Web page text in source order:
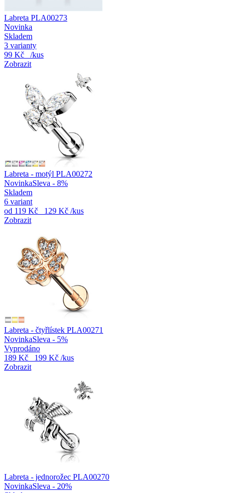
Labreta PLA00273
Novinka
Skladem
3 varianty
99 Kč
/kus
Zobrazit
Labreta - motýl PLA00272
NovinkaSleva - 8%
Skladem
6 variant
od 119 Kč 129 Kč /kus
Zobrazit
Labreta - čtyřlístek PLA00271
NovinkaSleva - 5%
Vyprodáno
189 Kč
199 Kč /kus
Zobrazit
Labreta - jednorožec PLA00270
NovinkaSleva - 20%